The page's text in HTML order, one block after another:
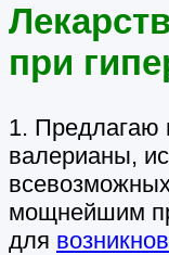
при
1. Предлагаю
валерианы,
мощнейшим
для